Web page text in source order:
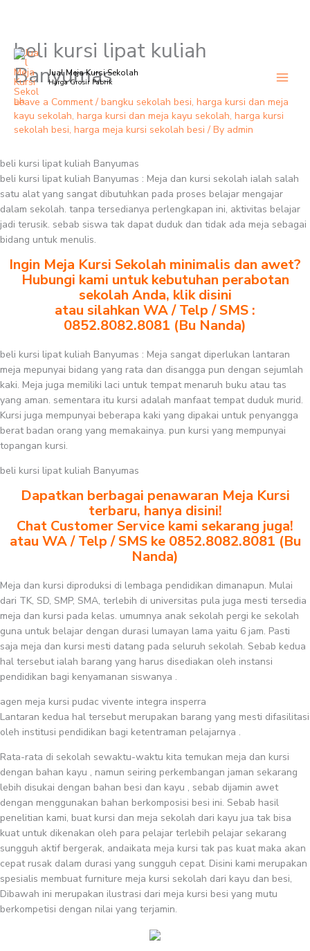
Skip
content
Jual Meja Kursi Sekolah
Harga Grosir Pabrik
beli kursi lipat kuliah
Banyumas
Leave a Comment / bangku sekolah besi, harga kursi dan meja
kayu sekolah, harga kursi dan meja kayu sekolah, harga kursi
sekolah besi, harga meja kursi sekolah besi / By admin
beli kursi lipat kuliah Banyumas
beli kursi lipat kuliah Banyumas : Meja dan kursi sekolah ialah salah
satu alat yang sangat dibutuhkan pada proses belajar mengajar
dalam sekolah. tanpa tersedianya perlengkapan ini, aktivitas belajar
jadi terusik. sebab siswa tak dapat duduk dan tidak ada meja sebagai
bidang untuk menulis.
Ingin Meja Kursi Sekolah minimalis dan awet?
Hubungi kami untuk kebutuhan perabotan
sekolah Anda, klik disini
atau silahkan WA / Telp / SMS :
0852.8082.8081 (Bu Nanda)
beli kursi lipat kuliah Banyumas : Meja sangat diperlukan lantaran
meja mepunyai bidang yang rata dan disangga pun dengan sejumlah
kaki. Meja juga memiliki laci untuk tempat menaruh buku atau tas
yang aman. sementara itu kursi adalah manfaat tempat duduk murid.
Kursi juga mempunyai beberapa kaki yang dipakai untuk penyangga
berat badan orang yang memakainya. pun kursi yang mempunyai
topangan kursi.
beli kursi lipat kuliah Banyumas
Dapatkan berbagai penawaran Meja Kursi
terbaru, hanya disini!
Chat Customer Service kami sekarang juga!
atau WA / Telp / SMS ke 0852.8082.8081 (Bu
Nanda)
Meja dan kursi diproduksi di lembaga pendidikan dimanapun. Mulai
dari TK, SD, SMP, SMA, terlebih di universitas pula juga mesti tersedia
meja dan kursi pada kelas. umumnya anak sekolah pergi ke sekolah
guna untuk belajar dengan durasi lumayan lama yaitu 6 jam. Pasti
saja meja dan kursi mesti datang pada seluruh sekolah. Sebab kedua
hal tersebut ialah barang yang harus disediakan oleh instansi
pendidikan bagi kenyamanan siswanya .
agen meja kursi pudac vivente integra insperra
Lantaran kedua hal tersebut merupakan barang yang mesti difasilitasi
oleh institusi pendidikan bagi ketentraman pelajarnya .
Rata-rata di sekolah sewaktu-waktu kita temukan meja dan kursi
dengan bahan kayu , namun seiring perkembangan jaman sekarang
lebih disukai dengan bahan besi dan kayu , sebab dijamin awet
dengan menggunakan bahan berkomposisi besi ini. Sebab hasil
penelitian kami, buat kursi dan meja sekolah dari kayu jua tak bisa
kuat untuk dikenakan oleh para pelajar terlebih pelajar sekarang
sungguh aktif bergerak, andaikata meja kursi tak pas kuat maka akan
cepat rusak dalam durasi yang sungguh cepat. Disini kami merupakan
spesialis membuat furniture meja kursi sekolah dari kayu dan besi,
Dibawah ini merupakan ilustrasi dari meja kursi besi yang mutu
berkompetisi dengan nilai yang terjamin.